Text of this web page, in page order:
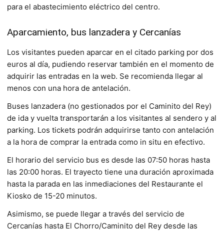
para el abastecimiento eléctrico del centro.
Aparcamiento, bus lanzadera y Cercanías
Los visitantes pueden aparcar en el citado parking por dos
euros al día, pudiendo reservar también en el momento de
adquirir las entradas en la web. Se recomienda llegar al
menos con una hora de antelación.
Buses lanzadera (no gestionados por el Caminito del Rey)
de ida y vuelta transportarán a los visitantes al sendero y al
parking. Los tickets podrán adquirirse tanto con antelación
a la hora de comprar la entrada como in situ en efectivo.
El horario del servicio bus es desde las 07:50 horas hasta
las 20:00 horas. El trayecto tiene una duración aproximada
hasta la parada en las inmediaciones del Restaurante el
Kiosko de 15-20 minutos.
Asimismo, se puede llegar a través del servicio de
Cercanías hasta El Chorro/Caminito del Rey desde las